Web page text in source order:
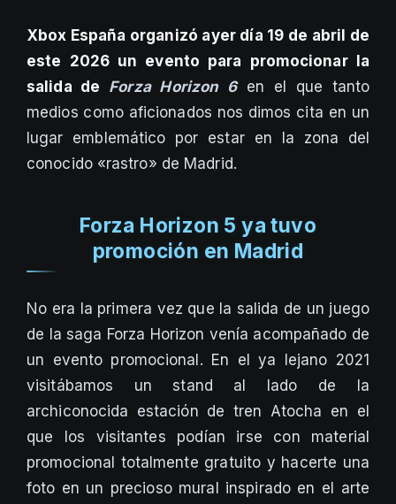
Xbox España organizó ayer día 19 de abril de
este 2026 un evento para promocionar la
salida de Forza Horizon 6en el que tanto
medios como aficionados nos dimos cita en un
lugar emblemático por estar en la zona del
conocido «rastro» de Madrid.
Forza Horizon 5 ya tuvo
promoción en Madrid
No era la primera vez que la salida de un juego
de la saga Forza Horizon venía acompañado de
un evento promocional. En el ya lejano 2021
visitábamos un stand al lado de la
archiconocida estación de tren Atocha en el
que los visitantes podían irse con material
promocional totalmente gratuito y hacerte una
foto en un precioso mural inspirado en el arte